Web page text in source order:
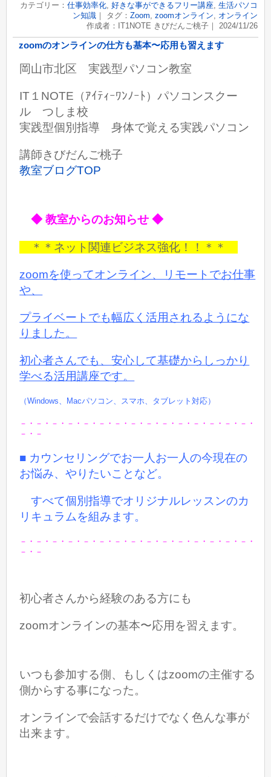
カテゴリー： 仕事効率化, 好きな事ができるフリー講座, 生活パソコ
ン知識｜ タグ： Zoom, zoomオンライン, オンライン
作成者：IT1NOTE きびだんご桃子｜ 2024/11/26
zoomのオンラインの仕方も基本〜応用も習えます
岡山市北区 実践型パソコン教室
IT１NOTE（ｱｲﾃｨｰﾜﾝﾉｰﾄ）パソコンスクー
ル つしま校
実践型個別指導 身体で覚える実践パソコン
講師きびだんご桃子
教室ブログTOP
◆ 教室からのお知らせ ◆
＊＊ネット関連ビジネス強化！！＊＊
zoomを使ってオンライン、リモートでお仕事
や、
プライベートでも幅広く活用されるようにな
りました。
初心者さんでも、安心して基礎からしっかり
学べる活用講座です。
（Windows、Macパソコン、スマホ、タブレット対応）
－・－・－・－・－・－・－・－・－・－・－・－・－・－・－・
－・－
■ カウンセリングでお一人お一人の今現在の
お悩み、やりたいことなど。
すべて個別指導でオリジナルレッスンのカ
リキュラムを組みます。
－・－・－・－・－・－・－・－・－・－・－・－・－・－・－・
－・－
初心者さんから経験のある方にも
zoomオンラインの基本〜応用を習えます。
いつも参加する側、もしくはzoomの主催する
側からする事になった。
オンラインで会話するだけでなく色んな事が
出来ます。